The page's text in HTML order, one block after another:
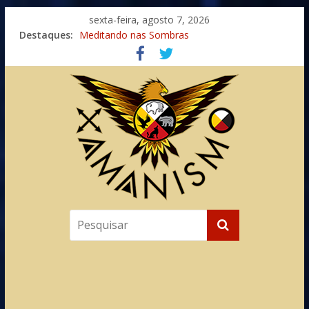
sexta-feira, agosto 7, 2026
Destaques: Meditando nas Sombras
Autosuficiência: A Jornada do Espírito Ancestral
Xamanismo Universal
Totens – Caminho Espiritual – Crescimento
Imaginação na Cura